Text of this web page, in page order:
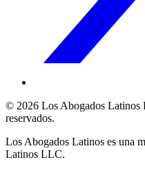
© 2026 Los Abogados Latinos
reservados.
Los Abogados Latinos es una
Latinos LLC.